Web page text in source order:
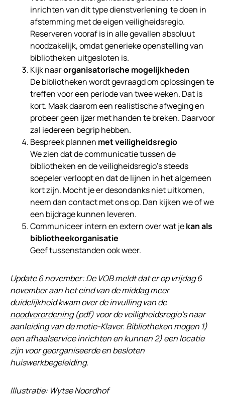
inrichten van dit type dienstverlening te doen in
afstemming met de eigen veiligheidsregio.
Reserveren vooraf is in alle gevallen absoluut
noodzakelijk, omdat generieke openstelling van
bibliotheken uitgesloten is.
Kijk naarorganisatorische mogelijkheden
De bibliotheken wordt gevraagd om oplossingen te
treffen voor een periode van twee weken. Dat is
kort. Maak daarom een realistische afweging en
probeer geen ijzer met handen te breken. Daarvoor
zal iedereen begrip hebben.
Bespreek plannen met veiligheidsregio
We zien dat de communicatie tussen de
bibliotheken en de veiligheidsregio’s steeds
soepeler verloopt en dat de lijnen in het algemeen
kort zijn. Mocht je er desondanks niet uitkomen,
neem dan contact met ons op. Dan kijken we of we
een bijdrage kunnen leveren.
Communiceer intern en extern over wat jekan als
bibliotheekorganisatie
Geef tussenstanden ook weer.
Update 6 november: De VOB meldt dat er op vrijdag 6
november aan het eind van de middag meer
duidelijkheid kwam over de invulling van de
noodverordening(pdf) voor de veiligheidsregio’s naar
aanleiding van de motie-Klaver. Bibliotheken mogen 1)
een afhaalservice inrichten en kunnen 2) een locatie
zijn voor georganiseerde en besloten
huiswerkbegeleiding.
Illustratie: Wytse Noordhof